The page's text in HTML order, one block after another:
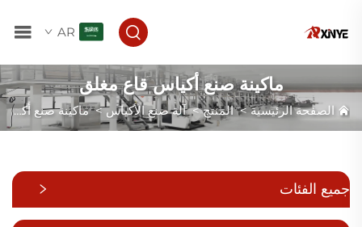
AR
ماكينة صنع أكياس قاع مغلق
الصفحة الرئيسية>المنتج>آلة صنع الأكياس>ماكينة صنع أكياس قاع مغلق
جميع الفئات